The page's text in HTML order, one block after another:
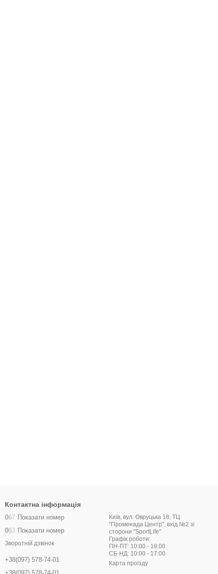
Контактна інформація
067 Показати номер
063 Показати номер
Зворотній дзвінок
+38(097) 578-74-01
Київ, вул. Овруцька 18, ТЦ
"Променада Центр", вхід №2 зі
сторони "SportLife"
Графік роботи:
ПН-ПТ: 10:00 - 19:00
СБ-НД: 10:00 - 17:00
Карта проїзду